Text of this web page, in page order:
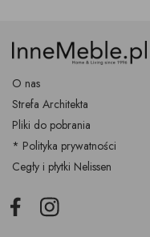
O nas
Strefa Architekta
Pliki do pobrania
* Polityka prywatności
Cegły i płytki Nelissen
FacebookInstagram